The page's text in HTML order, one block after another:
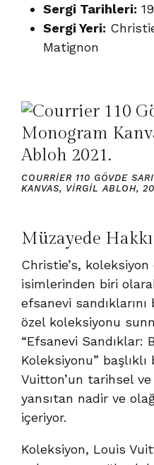
Sergi Tarihleri:
Sergi Yeri:
Matignon
COURRIER 110 GÖVDE
KANVAS, VIRGIL ABLOH,
Müzayede
Christie’s, koleksiyon
isimlerinden biri
efsanevi
özel koleksiyonu
“Efsanevi Sandıklar:
Koleksiyonu”
Vuitton’un tarihsel
yansıtan nadir ve
içeriyor.
Koleksiyon, Louis